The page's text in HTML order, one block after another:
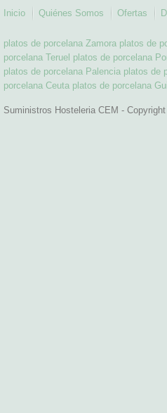
Inicio Quiénes Somos Ofertas
platos de porcelana Zamora platos de
porcelana Teruel platos de porcelana
platos de porcelana Palencia platos de
porcelana Ceuta platos de porcelana
Suministros Hosteleria CEM -